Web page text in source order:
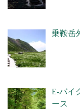
乗鞍岳
E-バイ
ース